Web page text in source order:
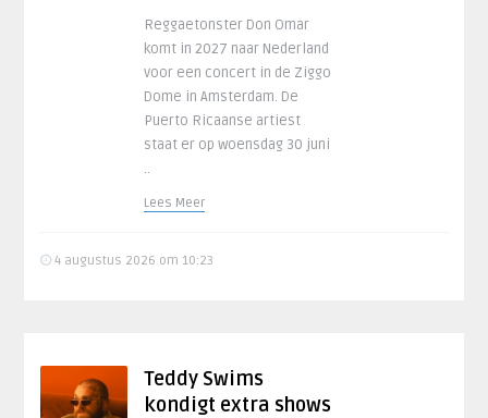
Reggaetonster Don Omar
komt in 2027 naar Nederland
voor een concert in de Ziggo
Dome in Amsterdam. De
Puerto Ricaanse artiest
staat er op woensdag 30 juni
..
Lees Meer
4 augustus 2026 om 10:23
Teddy Swims
kondigt extra shows